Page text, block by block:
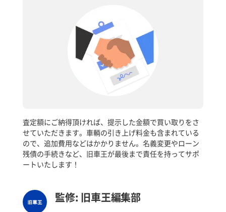
査定額にご納得頂ければ、提示した金額で買い取りをさ
せていただきます。車輌の引き上げ料金も含まれている
ので、追加費用などはかかりません。名義変更やローン
残債の手続きなど、旧車王が最後まで責任を持ってサポ
ートいたします！
監修: 旧車王編集部